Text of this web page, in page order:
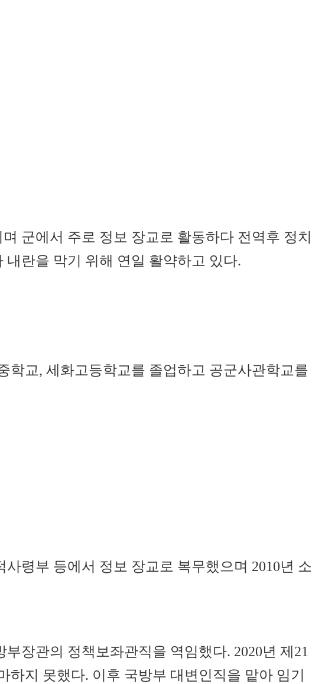
군에서 주로 정보 장교로 활동하다 전역후 정치
란을 막기 위해 연일 활약하고 있다.
학교, 세화고등학교를 졸업하고 공군사관학교를
령부 등에서 정보 장교로 복무했으며 2010년 소
장관의 정책보좌관직을 역임했다. 2020년 제21
지 못했다. 이후 국방부 대변인직을 맡아 임기